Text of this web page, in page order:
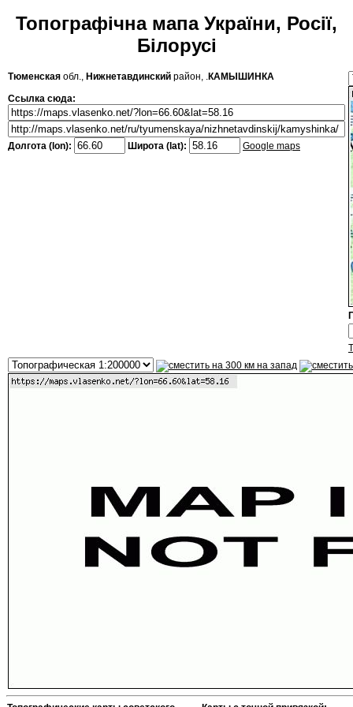
Топографічна мапа України, Росії,
Білорусі
Тюменская обл., Нижнетавдинский район, .КАМЫШИНКА
Ссылка сюда:
Долгота (lon): Широта (lat): Google maps